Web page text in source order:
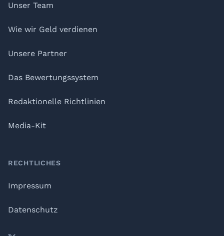
Unser Team
Wie wir Geld verdienen
Unsere Partner
Das Bewertungssystem
Redaktionelle Richtlinien
Media-Kit
RECHTLICHES
Impressum
Datenschutz